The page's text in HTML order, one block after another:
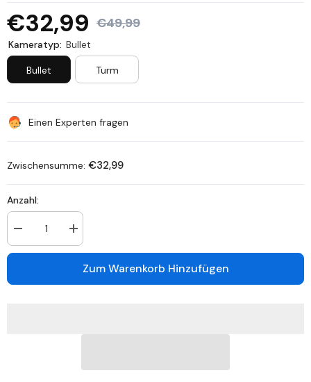
€32,99 €49,99
Kameratyp: Bullet
Bullet Turm
Einen Experten fragen
Zwischensumme: €32,99
Anzahl:
verringern
für
3K
Anzahl
erhöhen
für
C500
3K
Dual-
3072
Zum Warenkorb Hinzufügen